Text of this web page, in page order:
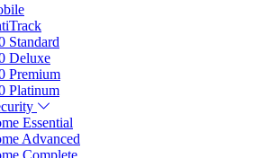
Standard
Deluxe
Premium
Platinum
Essential
Advanced
Complete